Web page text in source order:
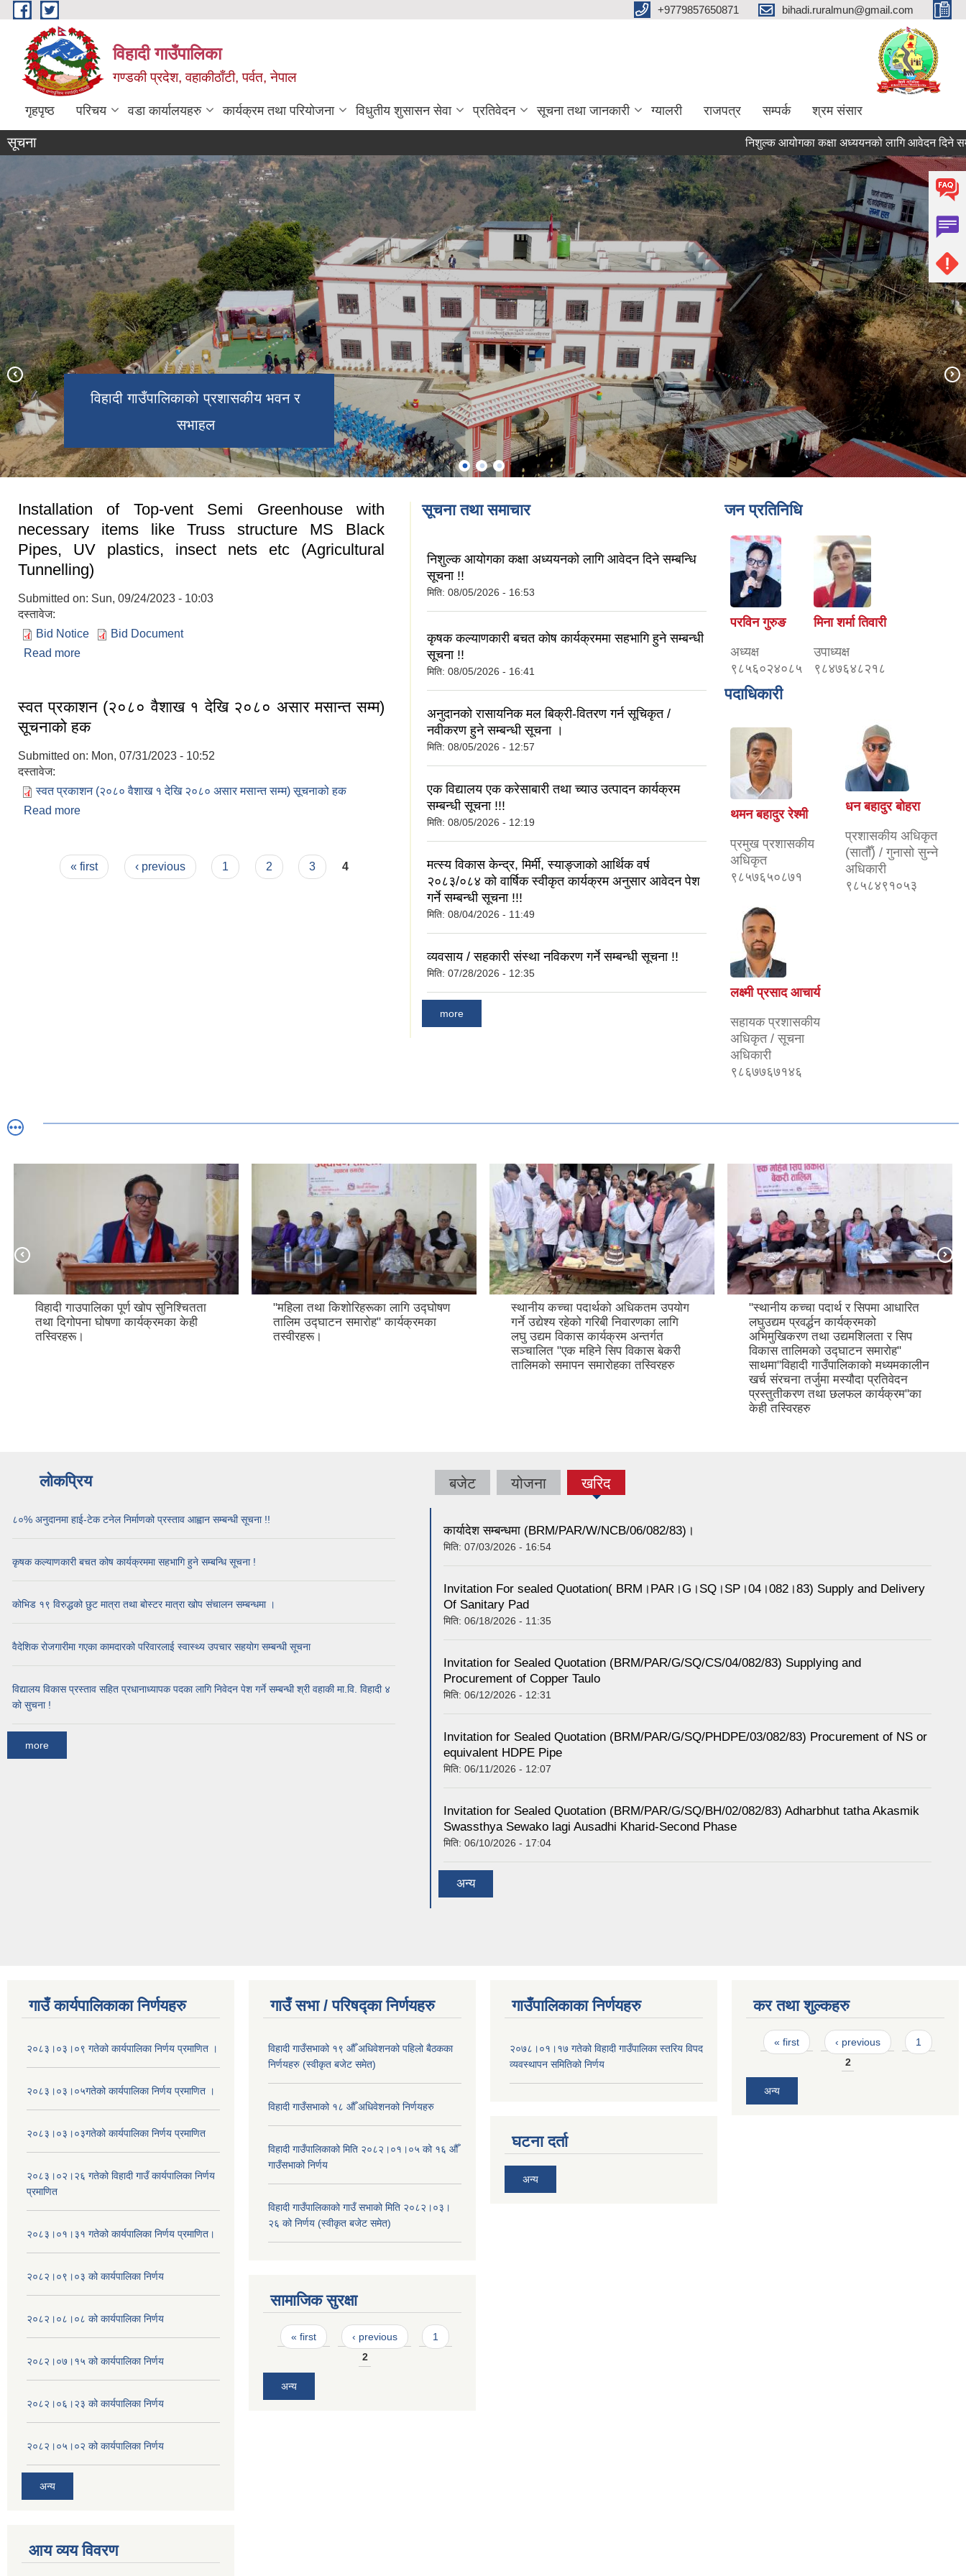
Skip to main content +9779857650871 bihadi.ruralmun@gmail.com
विहादी गाउँपालिका
गण्डकी प्रदेश, वहाकीठाँटी, पर्वत, नेपाल
गृहपृष्ठ परिचय वडा कार्यालयहरु कार्यक्रम तथा परियोजना विधुतीय शुसासन सेवा प्रतिवेदन सूचना तथा जानकारी ग्यालरी राजपत्र सम्पर्क श्रम संसार
सूचना निशुल्क आयोगका कक्षा अध्ययनको लागि आवेदन दिने सम्बन्धि
विहादी गाउँपालिकाको प्रशासकीय भवन र
सभाहल
विश्वप्रसिद्ध शालिग्राम शिला
कार्यालय परिसर
Installation of Top-vent Semi Greenhouse with
necessary items like Truss structure MS Black
Pipes, UV plastics, insect nets etc (Agricultural
Tunnelling)
Submitted on: Sun, 09/24/2023 - 10:03
दस्तावेज:
Bid Notice
Bid Document
Read more
स्वत प्रकाशन (२०८० वैशाख १ देखि २०८० असार मसान्त सम्म)
सूचनाको हक
Submitted on: Mon, 07/31/2023 - 10:52
दस्तावेज:
स्वत प्रकाशन (२०८० वैशाख १ देखि २०८० असार मसान्त सम्म) सूचनाको हक
Read more
Pages« first ‹ previous 1 2 3 4
सूचना तथा समाचार
निशुल्क आयोगका कक्षा अध्ययनको लागि आवेदन दिने सम्बन्धि
सूचना !!
मिति: 08/05/2026 - 16:53
कृषक कल्याणकारी बचत कोष कार्यक्रममा सहभागि हुने सम्बन्धी
सूचना !!
मिति: 08/05/2026 - 16:41
अनुदानको रासायनिक मल बिक्री-वितरण गर्न सूचिकृत /
नवीकरण हुने सम्बन्धी सूचना ।
मिति: 08/05/2026 - 12:57
एक विद्यालय एक करेसाबारी तथा च्याउ उत्पादन कार्यक्रम
सम्बन्धी सूचना !!!
मिति: 08/05/2026 - 12:19
मत्स्य विकास केन्द्र, मिर्मी, स्याङ्जाको आर्थिक वर्ष
२०८३/०८४ को वार्षिक स्वीकृत कार्यक्रम अनुसार आवेदन पेश
गर्ने सम्बन्धी सूचना !!!
मिति: 08/04/2026 - 11:49
व्यवसाय / सहकारी संस्था नविकरण गर्ने सम्बन्धी सूचना !!
मिति: 07/28/2026 - 12:35
more
जन प्रतिनिधि
परविन गुरुङ
अध्यक्ष
९८५६०२४०८५
मिना शर्मा तिवारी
उपाध्यक्ष
९८४७६४८२१८
पदाधिकारी
थमन बहादुर रेश्मी
प्रमुख प्रशासकीय
अधिकृत
९८५७६५०८७१
धन बहादुर बोहरा
प्रशासकीय अधिकृत
(सातौँ) / गुनासो सुन्ने
अधिकारी
९८५८४९१०५३
लक्ष्मी प्रसाद आचार्य
सहायक प्रशासकीय
अधिकृत / सूचना
अधिकारी
९८६७७६७१४६
विहादी गाउपालिका पूर्ण खोप सुनिश्चितता
तथा दिगोपना घोषणा कार्यक्रमका केही
तस्विरहरू।
"महिला तथा किशोरिहरूका लागि उद्घोषण
तालिम उद्घाटन समारोह" कार्यक्रमका
तस्वीरहरू।
स्थानीय कच्चा पदार्थको अधिकतम उपयोग
गर्ने उद्येश्य रहेको गरिबी निवारणका लागि
लघु उद्यम विकास कार्यक्रम अन्तर्गत
सञ्चालित "एक महिने सिप विकास बेकरी
तालिमको समापन समारोहका तस्विरहरु
"स्थानीय कच्चा पदार्थ र सिपमा आधारित
लघुउद्यम प्रवर्द्धन कार्यक्रमको
अभिमुखिकरण तथा उद्यमशिलता र सिप
विकास तालिमको उद्घाटन समारोह"
साथमा"विहादी गाउँपालिकाको मध्यमकालीन
खर्च संरचना तर्जुमा मस्यौदा प्रतिवेदन
प्रस्तुतीकरण तथा छलफल कार्यक्रम"का
केही तस्विरहरु
लोकप्रिय
८०% अनुदानमा हाई-टेक टनेल निर्माणको प्रस्ताव आह्वान सम्बन्धी सूचना !!
कृषक कल्याणकारी बचत कोष कार्यक्रममा सहभागि हुने सम्बन्धि सूचना !
कोभिड १९ विरुद्धको छुट मात्रा तथा बोस्टर मात्रा खोप संचालन सम्बन्धमा ।
वैदेशिक रोजगारीमा गएका कामदारको परिवारलाई स्वास्थ्य उपचार सहयोग सम्बन्धी सूचना
विद्यालय विकास प्रस्ताव सहित प्रधानाध्यापक पदका लागि निवेदन पेश गर्ने सम्बन्धी श्री वहाकी मा.वि. विहादी ४
को सुचना !
more
बजेट योजना खरिद
(active
कार्यादेश सम्बन्धमा (BRM/PAR/W/NCB/06/082/83)।
मिति: 07/03/2026 - 16:54
Invitation For sealed Quotation( BRM।PAR।G।SQ।SP।04।082।83) Supply and Delivery
Of Sanitary Pad
मिति: 06/18/2026 - 11:35
Invitation for Sealed Quotation (BRM/PAR/G/SQ/CS/04/082/83) Supplying and
Procurement of Copper Taulo
मिति: 06/12/2026 - 12:31
Invitation for Sealed Quotation (BRM/PAR/G/SQ/PHDPE/03/082/83) Procurement of NS or
equivalent HDPE Pipe
मिति: 06/11/2026 - 12:07
Invitation for Sealed Quotation (BRM/PAR/G/SQ/BH/02/082/83) Adharbhut tatha Akasmik
Swassthya Sewako lagi Ausadhi Kharid-Second Phase
मिति: 06/10/2026 - 17:04
अन्य
गाउँ कार्यपालिकाका निर्णयहरु
२०८३।०३।०९ गतेको कार्यपालिका निर्णय प्रमाणित ।
२०८३।०३।०५गतेको कार्यपालिका निर्णय प्रमाणित ।
२०८३।०३।०३गतेको कार्यपालिका निर्णय प्रमाणित
२०८३।०२।२६ गतेको विहादी गाउँ कार्यपालिका निर्णय
प्रमाणित
२०८३।०१।३१ गतेको कार्यपालिका निर्णय प्रमाणित।
२०८२।०९।०३ को कार्यपालिका निर्णय
२०८२।०८।०८ को कार्यपालिका निर्णय
२०८२।०७।१५ को कार्यपालिका निर्णय
२०८२।०६।२३ को कार्यपालिका निर्णय
२०८२।०५।०२ को कार्यपालिका निर्णय
अन्य
आय व्यय विवरण
गाउँ सभा / परिषद्का निर्णयहरु
विहादी गाउँसभाको १९ औँ अधिवेशनको पहिलो बैठकका
निर्णयहरु (स्वीकृत बजेट समेत)
विहादी गाउँसभाको १८ औँ अधिवेशनको निर्णयहरु
विहादी गाउँपालिकाको मिति २०८२।०१।०५ को १६ औँ
गाउँसभाको निर्णय
विहादी गाउँपालिकाको गाउँ सभाको मिति २०८२।०३।
२६ को निर्णय (स्वीकृत बजेट समेत)
सामाजिक सुरक्षा
Pages
« first ‹ previous
1
2
अन्य
गाउँपालिकाका निर्णयहरु
२०७८।०१।१७ गतेको विहादी गाउँपालिका स्तरिय विपद
व्यवस्थापन समितिको निर्णय
घटना दर्ता
अन्य
कर तथा शुल्कहरु
Pages
« first ‹ previous
1
2
अन्य